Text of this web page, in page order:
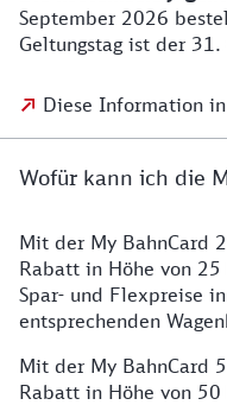
September 2026
Geltungstag ist der
Diese Information
Wofür kann ich die
Mit der My BahnCard
Rabatt in Höhe von 25
Spar- und Flexpreise
entsprechenden
Mit der My BahnCard
Rabatt in Höhe von